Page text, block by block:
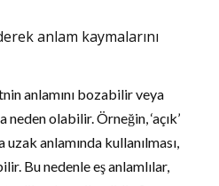
anlam kaymalarını
anlamını bozabilir veya
neden olabilir. Örneğin, ‘açık’
anlamında kullanılması,
Bu nedenle eş anlamlılar,